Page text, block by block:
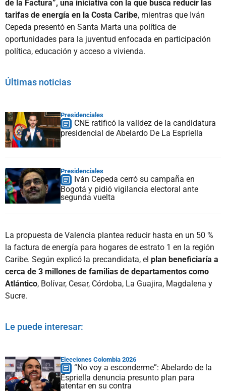
de la Factura”, una iniciativa con la que busca reducir las
tarifas de energía en la Costa Caribe, mientras que Iván
Cepeda presentó en Santa Marta una política de
oportunidades para la juventud enfocada en participación
política, educación y acceso a vivienda.
Últimas noticias
Presidenciales
CNE ratificó la validez de la candidatura
presidencial de Abelardo De La Espriella
Presidenciales
Iván Cepeda cerró su campaña en
Bogotá y pidió vigilancia electoral ante
segunda vuelta
La propuesta de Valencia plantea reducir hasta en un 50 %
la factura de energía para hogares de estrato 1 en la región
Caribe. Según explicó la precandidata, el plan beneficiaría a
cerca de 3 millones de familias de departamentos como
Atlántico, Bolívar, Cesar, Córdoba, La Guajira, Magdalena y
Sucre.
Le puede interesar:
Elecciones Colombia 2026
“No voy a esconderme”: Abelardo de la
Espriella denuncia presunto plan para
atentar en su contra